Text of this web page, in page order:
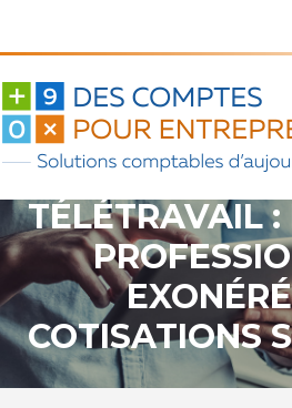
Aller
contenu
TÉLÉTRAVAIL :
COTISATIONS